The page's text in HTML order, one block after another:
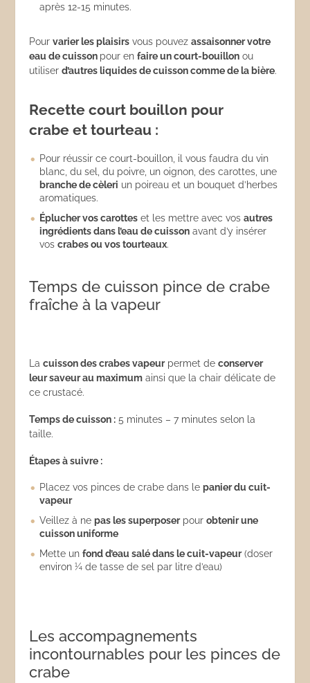
après 12-15 minutes.
Pourvarier les plaisirs vous pouvezassaisonner votre
eau de cuisson pour enfaire un court-bouillon ou
utiliserd’autres liquides de cuisson comme de la bière.
Recette court bouillon pour
crabe et tourteau :
Pour réussir ce court-bouillon, il vous faudra du vin
blanc, du sel, du poivre, un oignon, des carottes, une
branche de cèleri un poireau et un bouquet d’herbes
aromatiques.
Éplucher vos carottes et les mettre avec vosautres
ingrédients dans l’eau de cuisson avant d’y insérer
voscrabes ou vos tourteaux.
Temps de cuisson pince de crabe
fraîche à la vapeur
Lacuisson des crabes vapeurpermet deconserver
leur saveur au maximum ainsi que la chair délicate de
ce crustacé.
Temps de cuisson : 5 minutes – 7 minutes selon la
taille.
Étapes à suivre :
Placez vos pinces de crabe dans lepanier du cuit-
vapeur
Veillez à nepas les superposerpourobtenir une
cuisson uniforme
Mette unfond d’eau salé dans le cuit-vapeur(doser
environ ¼ de tasse de sel par litre d’eau)
Les accompagnements
incontournables pour les pinces de
crabe